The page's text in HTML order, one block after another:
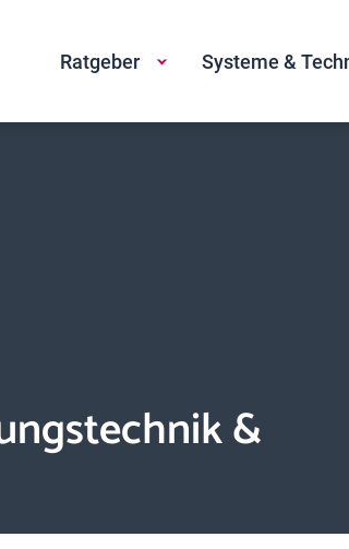
Ratgeber Systeme &
&